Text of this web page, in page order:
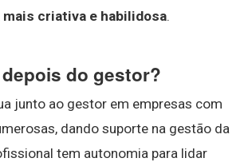
mais criativa e habilidosa.
do gestor?
junto ao gestor em empresas com
dando suporte na gestão da
tem autonomia para lidar